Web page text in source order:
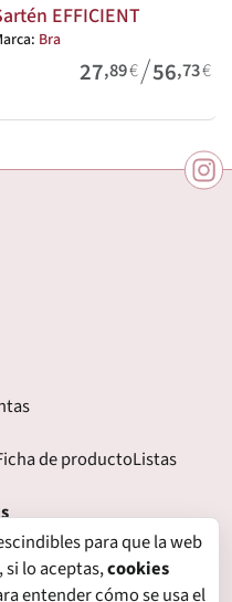
EFFICIENT
Bra
27,89€/56,73€
de productoListas
pagoGastos de envío
para que la web
si lo aceptas,cookies
entender cómo se usa el